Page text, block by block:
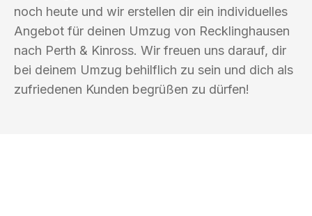
noch heute und wir erstellen dir ein individuelles
Angebot für deinen Umzug von Recklinghausen
nach Perth & Kinross. Wir freuen uns darauf, dir
bei deinem Umzug behilflich zu sein und dich als
zufriedenen Kunden begrüßen zu dürfen!